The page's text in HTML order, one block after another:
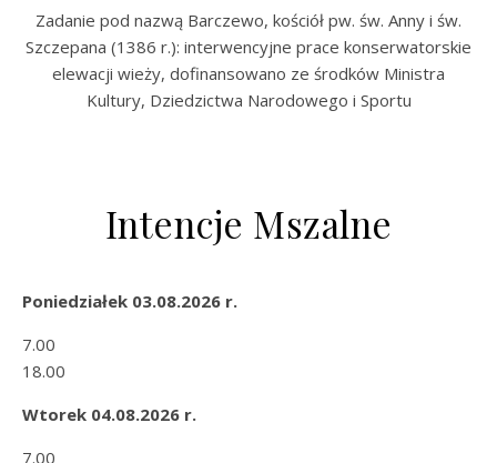
Zadanie pod nazwą Barczewo, kościół pw. św. Anny i św.
Szczepana (1386 r.): interwencyjne prace konserwatorskie
elewacji wieży, dofinansowano ze środków Ministra
Kultury, Dziedzictwa Narodowego i Sportu
Intencje Mszalne
Poniedziałek 03.08.2026 r.
7.00
18.00
Wtorek 04.08.2026 r.
7.00